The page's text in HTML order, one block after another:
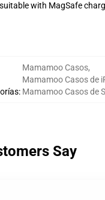
with MagSafe
:
Mamamoo Casos,
Mamamoo Casos de
Mamamoo Casos de
Say